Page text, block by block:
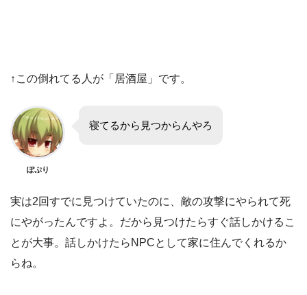
↑この倒れてる人が「居酒屋」です。
ぽぷり
寝てるから見つからんやろ
実は2回すでに見つけていたのに、敵の攻撃にやられて死
にやがったんですよ。だから見つけたらすぐ話しかけるこ
とが大事。話しかけたらNPCとして家に住んでくれるか
らね。